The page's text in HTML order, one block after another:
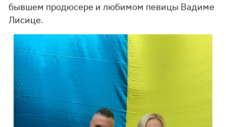
бывшем продюсере и любимом певицы Вадиме
Лисице.